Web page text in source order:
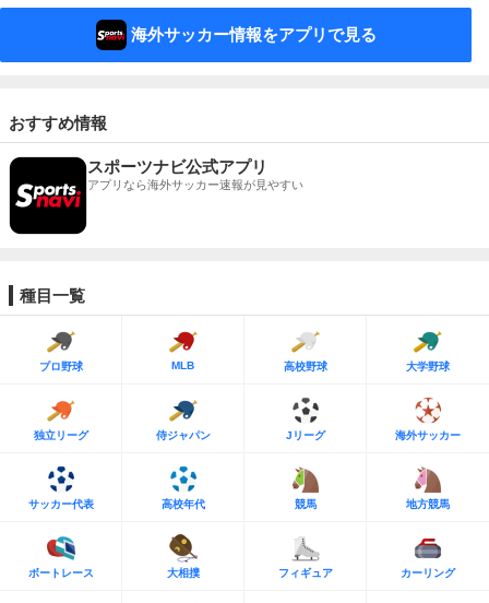
海外サッカー情報をアプリで見る
おすすめ情報
スポーツナビ公式アプリ
アプリなら海外サッカー速報が見やすい
種目一覧
プロ野球 MLB 高校野球 大学野球
独立リーグ 侍ジャパン Jリーグ 海外サッカー
サッカー代表 高校年代 競馬 地方競馬
ボートレース 大相撲 フィギュア カーリング